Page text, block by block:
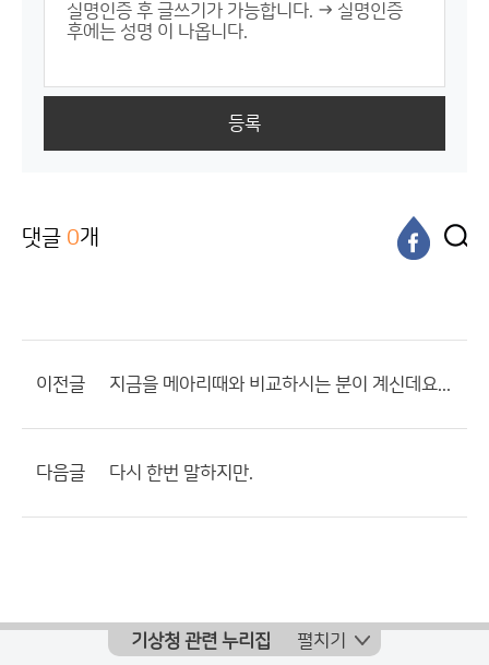
등록
댓글 0개
이전글 지금을 메아리때와 비교하시는 분이 계신데요...
다음글 다시 한번 말하지만.
기상청 관련 누리집 펼치기